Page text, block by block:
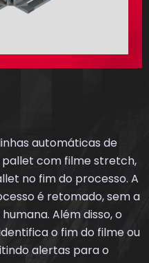
automáticas de
pallet com filme stretch,
no fim do processo. A
é retomado, sem a
Além disso, o
o fim do filme ou
alertas para o